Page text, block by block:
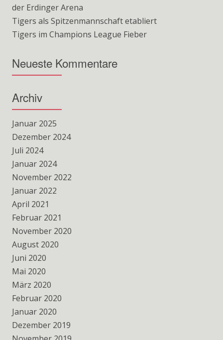
der Erdinger Arena
Tigers als Spitzenmannschaft etabliert
Tigers im Champions League Fieber
Neueste Kommentare
Archiv
Januar 2025
Dezember 2024
Juli 2024
Januar 2024
November 2022
Januar 2022
April 2021
Februar 2021
November 2020
August 2020
Juni 2020
Mai 2020
März 2020
Februar 2020
Januar 2020
Dezember 2019